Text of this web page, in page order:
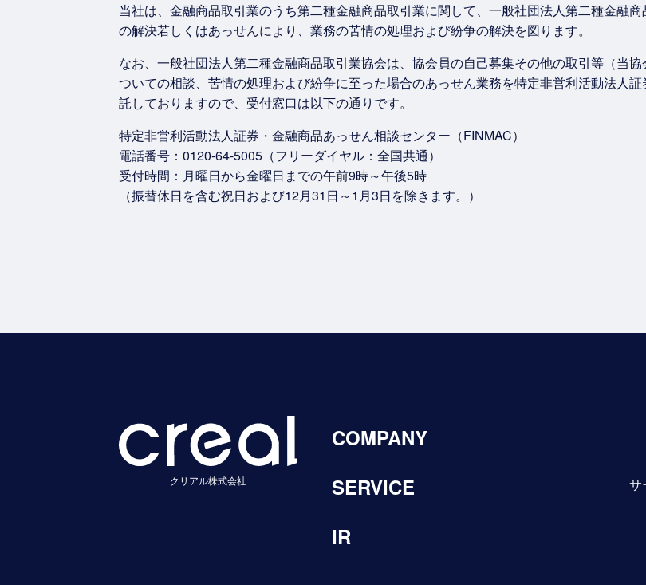
当社は、金融商品取引業のうち第二種金融商品取引業に関して、一般社団法人第二種金融
の解決若しくはあっせんにより、業務の苦情の処理および紛争の解決を図ります。
なお、一般社団法人第二種金融商品取引業協会は、協会員の自己募集その他の取引等（当
ついての相談、苦情の処理および紛争に至った場合のあっせん業務を特定非営利活動法人
託しておりますので、受付窓口は以下の通りです。
特定非営利活動法人証券・金融商品あっせん相談センター（FINMAC）
電話番号：0120-64-5005（フリーダイヤル：全国共通）
受付時間：月曜日から金曜日までの午前9時～午後5時
（振替休日を含む祝日および12月31日～1月3日を除きます。）
クリアル株式会社
COMPANY
SERVICE サ
IR